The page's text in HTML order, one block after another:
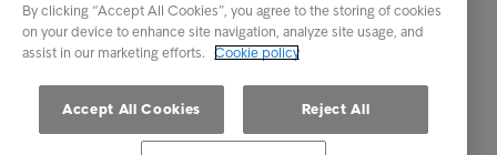
By clicking “Accept All Cookies”, you agree to the storing of cookies
on your device to enhance site navigation, analyze site usage, and
assist in our marketing efforts. Cookie policy
Accept All Cookies Reject All